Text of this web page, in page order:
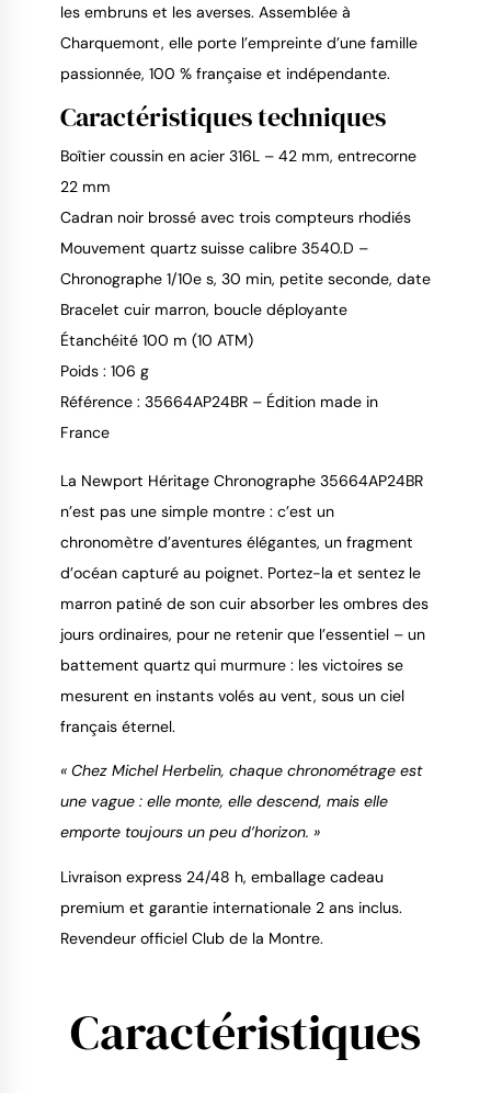
les embruns et les averses. Assemblée à
Charquemont, elle porte l’empreinte d’une famille
passionnée, 100 % française et indépendante.
Caractéristiques techniques
Boîtier coussin en acier 316L – 42 mm, entrecorne
22 mm
Cadran noir brossé avec trois compteurs rhodiés
Mouvement quartz suisse calibre 3540.D –
Chronographe 1/10e s, 30 min, petite seconde, date
Bracelet cuir marron, boucle déployante
Étanchéité 100 m (10 ATM)
Poids : 106 g
Référence : 35664AP24BR – Édition made in
France
La Newport Héritage Chronographe 35664AP24BR
n’est pas une simple montre : c’est un
chronomètre d’aventures élégantes, un fragment
d’océan capturé au poignet. Portez-la et sentez le
marron patiné de son cuir absorber les ombres des
jours ordinaires, pour ne retenir que l’essentiel – un
battement quartz qui murmure : les victoires se
mesurent en instants volés au vent, sous un ciel
français éternel.
« Chez Michel Herbelin, chaque chronométrage est
une vague : elle monte, elle descend, mais elle
emporte toujours un peu d’horizon. »
Livraison express 24/48 h, emballage cadeau
premium et garantie internationale 2 ans inclus.
Revendeur officiel Club de la Montre.
Caractéristiques